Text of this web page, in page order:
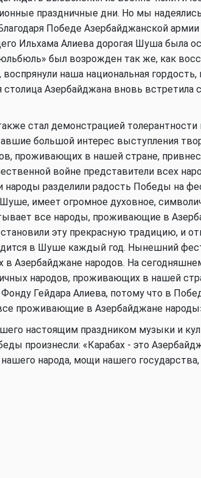
праздничные дни. Но мы
Победе Азербайджанской
Ильхама Алиева дорогая Шуша была
был возрожден так же, как
наша национальная гордость,
столица Азербайджана вновь встретила
стал демонстрацией толерантности
большой интерес выступления
проживающих в нашей стране,
войне представители всех
народы разделили радость Победы на
имеет огромное духовное,
все народы, проживающие в
эту прекрасную традицию, и
в Шуше каждый год. Нынешний
Азербайджане народов. На
народов, проживающих в нашей
Гейдара Алиева, потому что в
проживающие в Азербайджане
настоящим праздником музыки и
произнесли: «Карабах - это
народа, мощи нашего